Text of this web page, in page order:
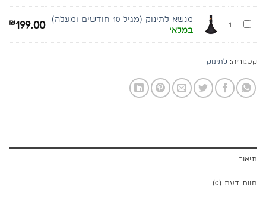
1 מנשא לתינוק (מגיל 10 חודשים ומעלה)
במלאי
₪199.00
קטגוריה: לתינוק
תיאור
חוות דעת (0)